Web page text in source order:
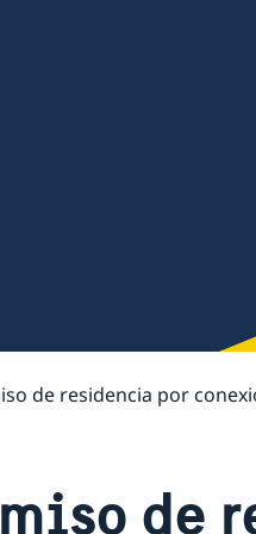
de residencia por
de